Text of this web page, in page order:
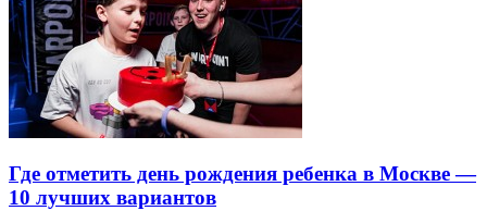
Где отметить день рождения ребенка в Москве —
10 лучших вариантов